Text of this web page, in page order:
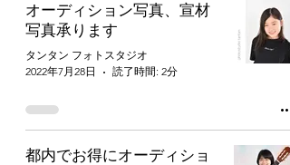
オーディション写真、宣材
写真承ります
タンタン フォトスタジオ
2022年7月28日
読了時間: 2分
都内でお得にオーディショ